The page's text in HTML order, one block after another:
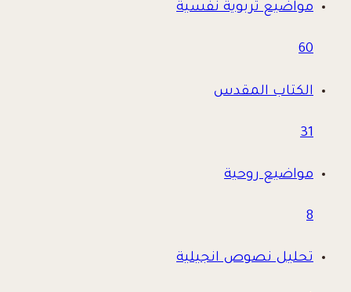
مواضيع تربوية نفسية
60
الكتاب المقدس
31
مواضيع روحية
8
تحليل نصوص انجيلية